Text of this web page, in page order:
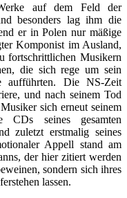
auf dem Feld der
besonders lag ihm die
er in Polen nur mäßige
Komponist im Ausland,
fortschrittlichen Musikern
die sich rege um sein
aufführten. Die NS-Zeit
und nach seinem Tod
sich erneut seinem
CDs seines gesamten
zuletzt erstmalig seines
Appell stand am
der hier zitiert werden
sondern sich ihres
lassen.